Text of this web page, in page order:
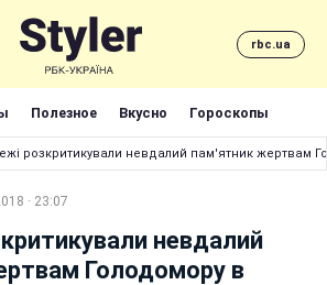
rbc.ua
Полезное Вкусно Гороскопы
розкритикували невдалий пам'ятник жертвам
· 23:07
невдалий
Голодомору в